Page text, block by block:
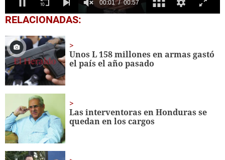
0
seconds
57
seconds
RELACIONADAS:
Unos L 158 millones en armas gastó
el país el año pasado
Las interventoras en Honduras se
quedan en los cargos